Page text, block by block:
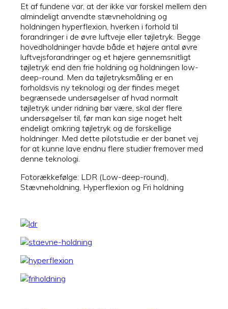
Et af fundene var, at der ikke var forskel mellem den
almindeligt anvendte stævneholdning og
holdningen hyperflexion, hverken i forhold til
forandringer i de øvre luftveje eller tøjletryk. Begge
hovedholdninger havde både et højere antal øvre
luftvejsforandringer og et højere gennemsnitligt
tøjletryk end den frie holdning og holdningen low-
deep-round. Men da tøjletryksmåling er en
forholdsvis ny teknologi og der findes meget
begrænsede undersøgelser af hvad normalt
tøjletryk under ridning bør være, skal der flere
undersøgelser til, før man kan sige noget helt
endeligt omkring tøjletryk og de forskellige
holdninger. Med dette pilotstudie er der banet vej
for at kunne lave endnu flere studier fremover med
denne teknologi.
Fotorækkefølge: LDR (Low-deep-round),
Stævneholdning, Hyperflexion og Fri holdning